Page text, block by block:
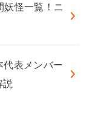
妖怪一覧！ニ
代表メンバー